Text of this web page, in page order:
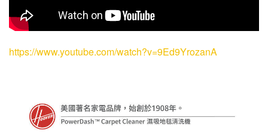
https://www.youtube.com/watch?v=9Ed9YrozanA